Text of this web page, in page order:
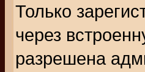
Только
через
разрешена